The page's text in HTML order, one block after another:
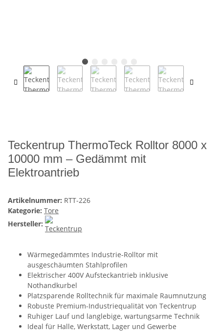
Teckentrup ThermoTeck Rolltor 8000 x
10000 mm – Gedämmt mit
Elektroantrieb
Artikelnummer: RTT-226
Kategorie: Tore
Hersteller:
Wärmegedämmtes Industrie-Rolltor mit
ausgeschäumten Stahlprofilen
Elektrischer 400V Aufsteckantrieb inklusive
Nothandkurbel
Platzsparende Rolltechnik für maximale Raumnutzung
Robuste Premium-Industriequalität von Teckentrup
Ruhiger Lauf und langlebige, wartungsarme Technik
Ideal für Halle, Werkstatt, Lager und Gewerbe